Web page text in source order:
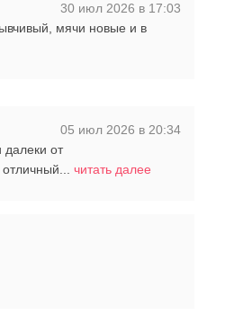
30 июл 2026 в 17:03
мячи новые и в
05 июл 2026 в 20:34
от
читать далее